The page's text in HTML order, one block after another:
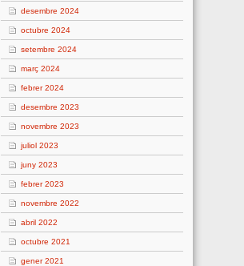
desembre 2024
octubre 2024
setembre 2024
març 2024
febrer 2024
desembre 2023
novembre 2023
juliol 2023
juny 2023
febrer 2023
novembre 2022
abril 2022
octubre 2021
gener 2021